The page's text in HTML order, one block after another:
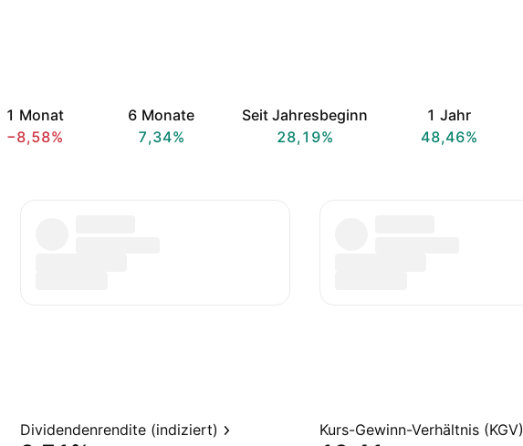
1 Monat
−8,58%
6 Monate
7,34%
Seit Jahresbeginn
28,19%
1 Jahr
48,46%
Dividendenrendite (indiziert) Kurs-Gewinn-Verhältnis (KGV)